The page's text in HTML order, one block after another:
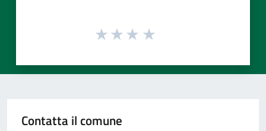
Contatta il comune